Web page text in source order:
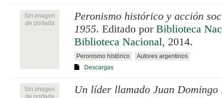
Sin imagen
de portada
Peronismo histórico y acción
1955. Editado por Biblioteca
Biblioteca Nacional, 2014.
Peronismo histórico
Autores argentinos
Descargas
Sin imagen
de portada
Un líder llamado Juan